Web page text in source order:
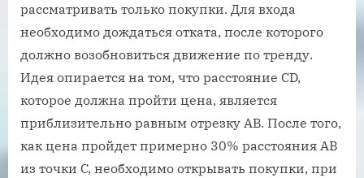
рассматривать только покупки. Для входа
необходимо дождаться отката, после которого
должно возобновиться движение по тренду.
Идея опирается на том, что расстояние CD,
которое должна пройти цена, является
приблизительно равным отрезку AB. После того,
как цена пройдет примерно 30% расстояния AB
из точки C, необходимо открывать покупки, при